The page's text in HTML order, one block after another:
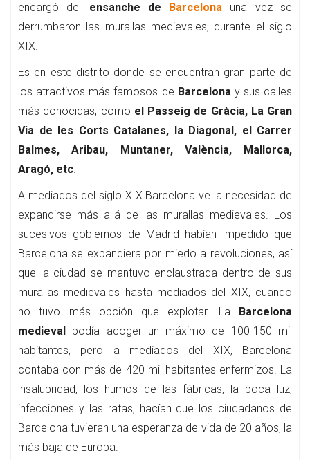
encargó del ensanche de Barcelona una vez se
derrumbaron las murallas medievales, durante el siglo
XIX.
Es en este distrito donde se encuentran gran parte de
los atractivos más famosos de Barcelonay sus calles
más conocidas, como el Passeig de Gràcia, La Gran
Via de les Corts Catalanes, la Diagonal, el Carrer
Balmes, Aribau, Muntaner, València, Mallorca,
Aragó, etc.
A mediados del siglo XIX Barcelona ve la necesidad de
expandirse más allá de las murallas medievales. Los
sucesivos gobiernos de Madrid habían impedido que
Barcelona se expandiera por miedo a revoluciones, así
que la ciudad se mantuvo enclaustrada dentro de sus
murallas medievales hasta mediados del XIX, cuando
no tuvo más opción que explotar. La Barcelona
medieval podía acoger un máximo de 100-150 mil
habitantes, pero a mediados del XIX, Barcelona
contaba con más de 420 mil habitantes enfermizos. La
insalubridad, los humos de las fábricas, la poca luz,
infecciones y las ratas, hacían que los ciudadanos de
Barcelona tuvieran una esperanza de vida de 20 años, la
más baja de Europa.